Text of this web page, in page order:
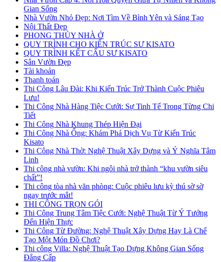
Gian Sống
Nhà Vườn Nhỏ Đẹp: Nơi Tìm Về Bình Yên và Sáng Tạo
Nội Thất Đẹp
PHONG THỦY NHÀ Ở
QUY TRÌNH CHO KIẾN TRÚC SƯ KISATO
QUY TRÌNH KẾT CẤU SƯ KISATO
Sân Vườn Đẹp
Tài khoản
Thanh toán
Thi Công Lâu Đài: Khi Kiến Trúc Trở Thành Cuộc Phiêu
Lưu!
Thi Công Nhà Hàng Tiệc Cưới: Sự Tinh Tế Trong Từng Chi
Tiết
Thi Công Nhà Khung Thép Hiện Đại
Thi Công Nhà Ống: Khám Phá Dịch Vụ Từ Kiến Trúc
Kisato
Thi Công Nhà Thờ: Nghệ Thuật Xây Dựng và Ý Nghĩa Tâm
Linh
Thi công nhà vườn: Khi ngôi nhà trở thành “khu vườn siêu
chất”!
Thi công tòa nhà văn phòng: Cuộc phiêu lưu kỳ thú sờ sờ
ngay trước mắt!
THI CÔNG TRỌN GÓI
Thi Công Trung Tâm Tiệc Cưới: Nghệ Thuật Từ Ý Tưởng
Đến Hiện Thực
Thi Công Từ Đường: Nghệ Thuật Xây Dựng Hay Là Chế
Tạo Một Món Đồ Chơi?
Thi công Villa: Nghệ Thuật Tạo Dựng Không Gian Sống
Đẳng Cấp